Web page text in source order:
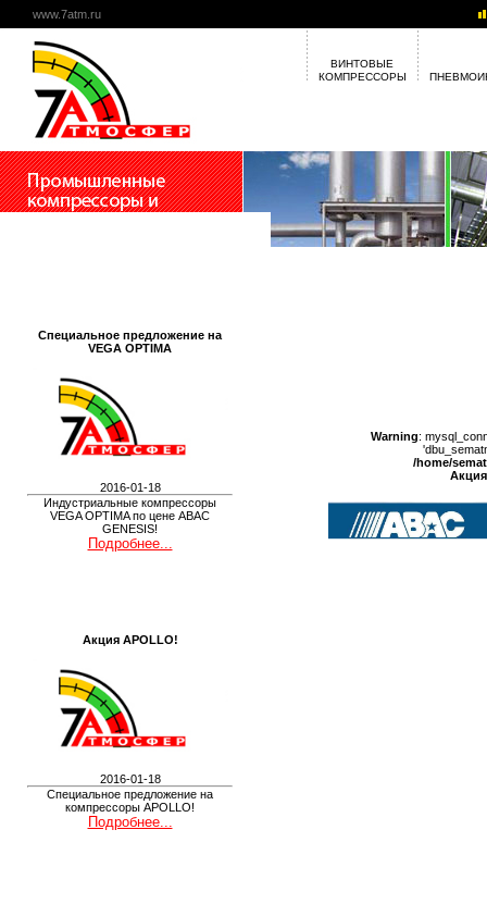
www.7atm.ru
ВИНТОВЫЕ
КОМПРЕССОРЫ
Специальное предложение на
VEGA OPTIMA
2016-01-18
Индустриальные компрессоры
VEGA OPTIMA по цене ABAC
GENESIS!
Подробнее...
Акция APOLLO!
2016-01-18
Специальное предложение на
компрессоры APOLLO!
Подробнее...
Warning:
/home/